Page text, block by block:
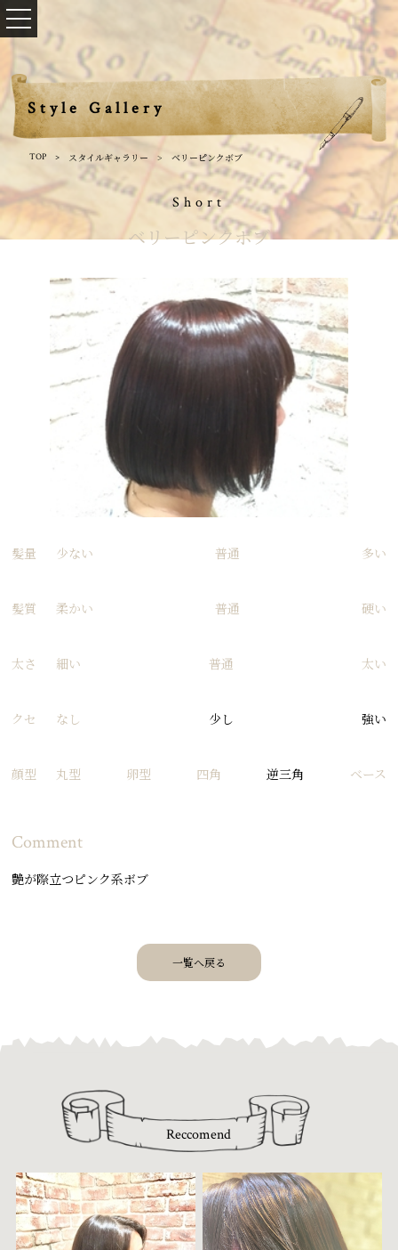
Style Gallery
TOP スタイルギャラリー ベリーピンクボブ
Short
ベリーピンクボブ
髪量 少ない 普通 多い
髪質 柔かい 普通 硬い
太さ 細い 普通 太い
クセ なし 少し 強い
顔型 丸型 卵型 四角 逆三角 ベース
Comment
艶が際立つピンク系ボブ
一覧へ戻る
Reccomend